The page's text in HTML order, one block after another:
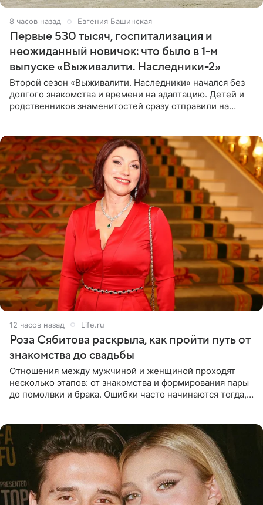
8 часов назад Евгения Башинская
Первые 530 тысяч, госпитализация и
неожиданный новичок: что было в 1-м
выпуске «Выживалити. Наследники-2»
Второй сезон «Выживалити. Наследники» начался без
долгого знакомства и времени на адаптацию. Детей и
родственников знаменитостей сразу отправили на
12 часов назад Life.ru
Роза Сябитова раскрыла, как пройти путь от
знакомства до свадьбы
Отношения между мужчиной и женщиной проходят
несколько этапов: от знакомства и формирования пары
до помолвки и брака. Ошибки часто начинаются тогда,